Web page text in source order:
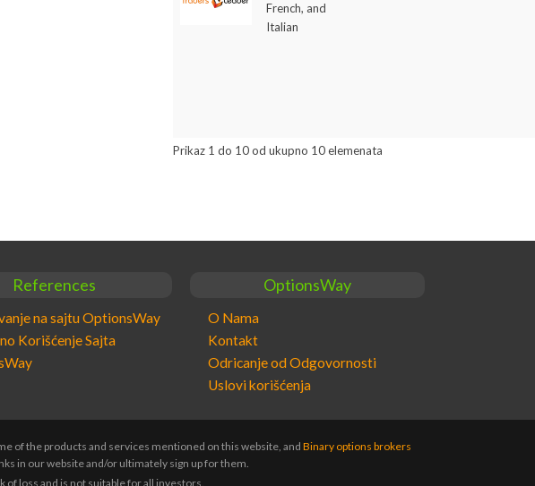
French, and
Italian
Prikaz 1 do 10 od ukupno 10 elemenata
References
na sajtu OptionsWay
Korišćenje Sajta
OptionsWay
O Nama
Kontakt
Odricanje od Odgovornosti
Uslovi korišćenja
of the products and services mentioned on this website, and Binary options brokers
in our website and/or ultimately sign up for them.
loss and is not suitable for all investors.